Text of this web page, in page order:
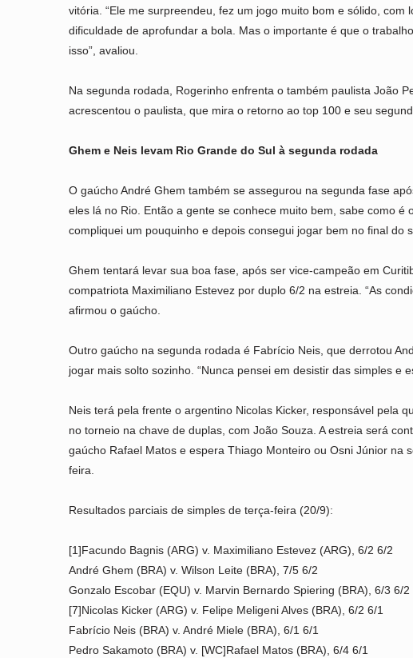
vitória. “Ele me surpreendeu, fez um jogo muito bom e sólido,
dificuldade de aprofundar a bola. Mas o importante é que o
isso”, avaliou.
Na segunda rodada, Rogerinho enfrenta o também paulista João
acrescentou o paulista, que mira o retorno ao top 100 e seu
Ghem e Neis levam Rio Grande do Sul à segunda rodada
O gaúcho André Ghem também se assegurou na segunda fase
eles lá no Rio. Então a gente se conhece muito bem, sabe como
compliquei um pouquinho e depois consegui jogar bem no final do
Ghem tentará levar sua boa fase, após ser vice-campeão em
compatriota Maximiliano Estevez por duplo 6/2 na estreia. “As
afirmou o gaúcho.
Outro gaúcho na segunda rodada é Fabrício Neis, que derrotou
jogar mais solto sozinho. “Nunca pensei em desistir das simples e
Neis terá pela frente o argentino Nicolas Kicker, responsável pela
no torneio na chave de duplas, com João Souza. A estreia será
gaúcho Rafael Matos e espera Thiago Monteiro ou Osni Júnior na
feira.
Resultados parciais de simples de terça-feira (20/9):
[1]Facundo Bagnis (ARG) v. Maximiliano Estevez (ARG), 6/2 6/2
André Ghem (BRA) v. Wilson Leite (BRA), 7/5 6/2
Gonzalo Escobar (EQU) v. Marvin Bernardo Spiering (BRA), 6/3 6/2
[7]Nicolas Kicker (ARG) v. Felipe Meligeni Alves (BRA), 6/2 6/1
Fabrício Neis (BRA) v. André Miele (BRA), 6/1 6/1
Pedro Sakamoto (BRA) v. [WC]Rafael Matos (BRA), 6/4 6/1